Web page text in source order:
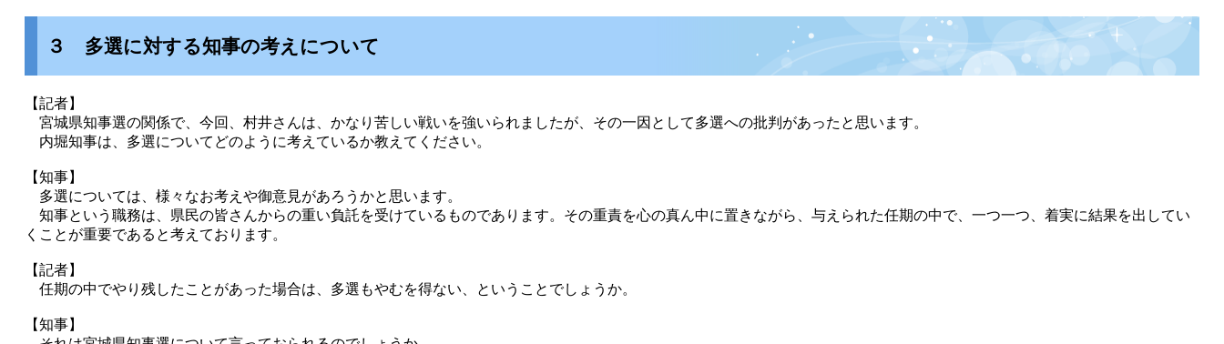
３ 多選に対する知事の考えについて
【記者】
宮城県知事選の関係で、今回、村井さんは、かなり苦しい戦いを強いられましたが、その一因として多選への批判があったと思います。
内堀知事は、多選についてどのように考えているか教えてください。
【知事】
多選については、様々なお考えや御意見があろうかと思います。
知事という職務は、県民の皆さんからの重い負託を受けているものであります。その重責を心の真ん中に置きながら、与えられた任期の中で、一つ一つ、着実に結果を出してい
くことが重要であると考えております。
【記者】
任期の中でやり残したことがあった場合は、多選もやむを得ない、ということでしょうか。
【知事】